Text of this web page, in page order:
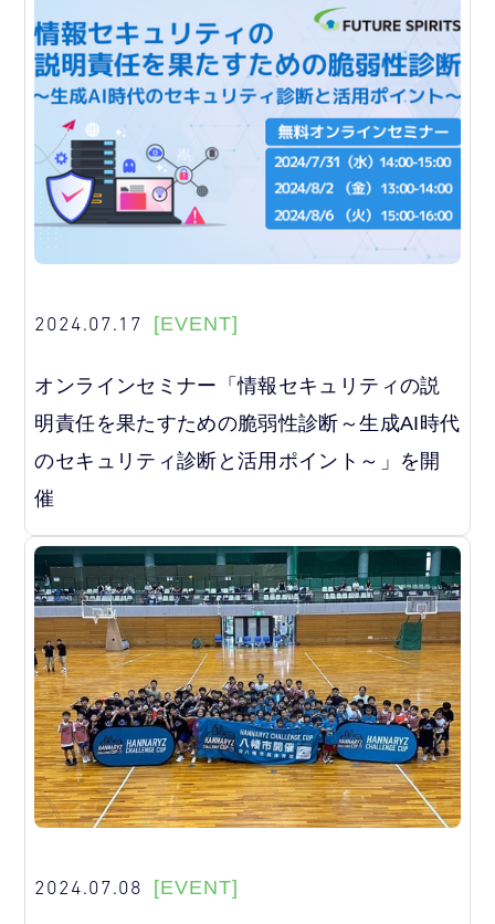
2024.07.17 [EVENT]
オンラインセミナー「情報セキュリティの説
明責任を果たすための脆弱性診断～生成AI時代
のセキュリティ診断と活用ポイント～」を開
催
2024.07.08 [EVENT]